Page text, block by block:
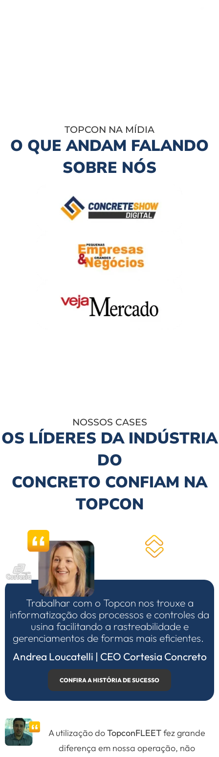
TOPCON NA MÍDIA
O QUE ANDAM FALANDO
SOBRE NÓS
NOSSOS CASES
OS LÍDERES DA INDÚSTRIA
DO
CONCRETO CONFIAM NA
TOPCON
Trabalhar com o Topcon nos trouxe a
informatização dos processos e controles da
usina facilitando a rastreabilidade e
gerenciamentos de formas mais eficientes.
Andrea Loucatelli | CEO Cortesia Concreto
CONFIRA A HISTÓRIA DE SUCESSO
A utilização doTopconFLEETfez grande
diferença em nossa operação, não